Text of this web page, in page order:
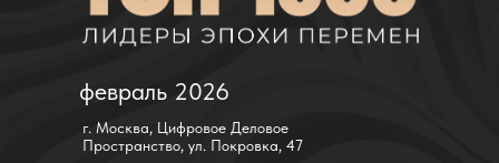
февраль 2026
г. Москва, Цифровое Деловое
Пространство, ул. Покровка, 47